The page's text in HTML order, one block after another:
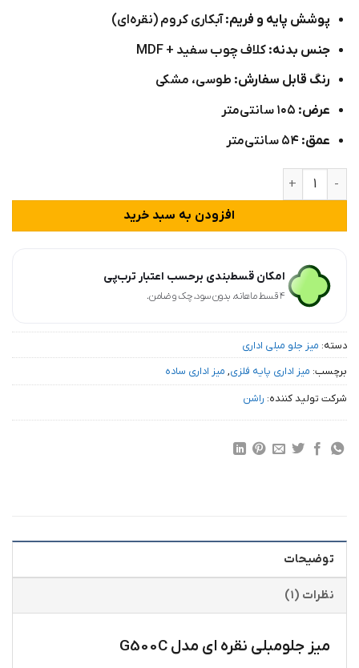
پوشش پایه و فریم:آبکاری کروم (نقره‌ای)
جنس بدنه: کلاف چوب سفید + MDF
رنگ قابل سفارش: طوسی، مشکی
عرض:
عمق:
میز جلومبلی نقره ای مدل G500C عدد
افزودن به سبد خرید
امکان قسط‌بندی برحسب اعتبار ترب‌پی
۴ قسط ماهانه. بدون سود، چک و ضامن.
دسته: میز جلو مبلی اداری
برچسب: میز اداری پایه فلزی, میز اداری ساده
شرکت تولید کننده: راشن
توضیحات
نظرات (۱)
میز جلومبلی نقره ای مدل G500C